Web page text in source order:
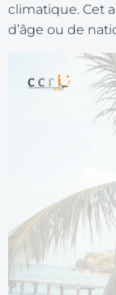
climatique. Cet
d’âge ou de